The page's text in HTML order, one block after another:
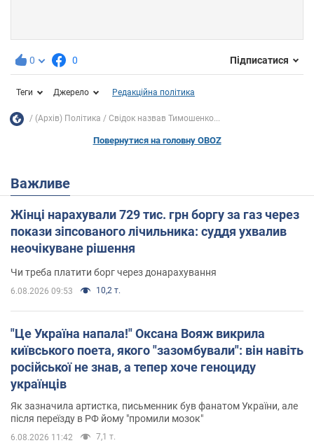
0 0 Підписатися
Теги Джерело Редакційна політика
(Архів) Політика Свідок назвав Тимошенко...
Повернутися на головну OBOZ
Важливе
Жінці нарахували 729 тис. грн боргу за газ через
покази зіпсованого лічильника: суддя ухвалив
неочікуване рішення
Чи треба платити борг через донарахування
6.08.2026 09:53 10,2 т.
"Це Україна напала!" Оксана Вояж викрила
київського поета, якого "зазомбували": він навіть
російської не знав, а тепер хоче геноциду
українців
Як зазначила артистка, письменник був фанатом України, але
після переїзду в РФ йому "промили мозок"
6.08.2026 11:42 7,1 т.